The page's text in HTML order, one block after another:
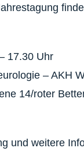
17.30 Uhr
– AKH
14/roter
und weitere